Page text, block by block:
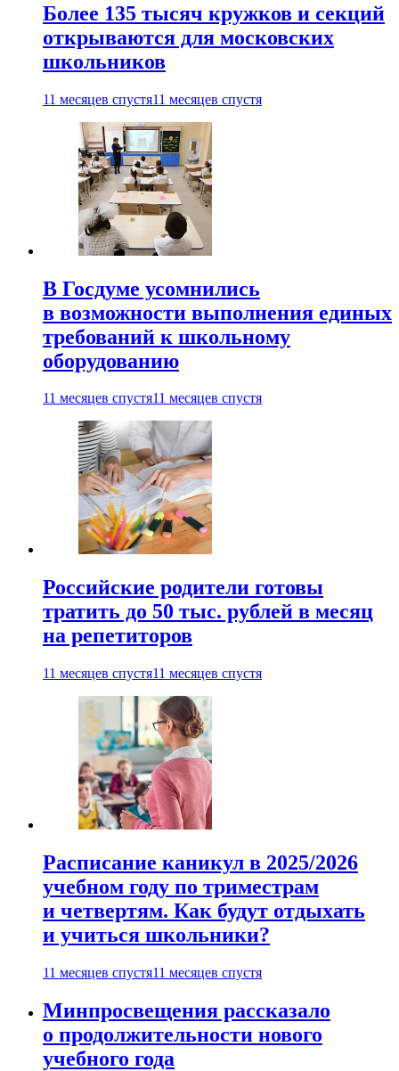
Более 135 тысяч кружков и секций
открываются для московских
школьников
11 месяцев спустя11 месяцев спустя
В Госдуме усомнились
в возможности выполнения единых
требований к школьному
оборудованию
11 месяцев спустя11 месяцев спустя
Российские родители готовы
тратить до 50 тыс. рублей в месяц
на репетиторов
11 месяцев спустя11 месяцев спустя
Расписание каникул в 2025/2026
учебном году по триместрам
и четвертям. Как будут отдыхать
и учиться школьники?
11 месяцев спустя11 месяцев спустя
Минпросвещения рассказало
о продолжительности нового
учебного года